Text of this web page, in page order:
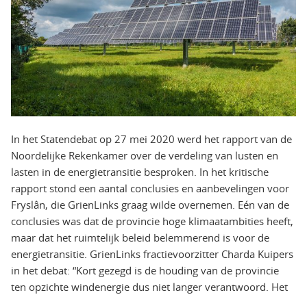
In het Statendebat op 27 mei 2020 werd het rapport van de
Noordelijke Rekenkamer over de verdeling van lusten en
lasten in de energietransitie besproken. In het kritische
rapport stond een aantal conclusies en aanbevelingen voor
Fryslân, die GrienLinks graag wilde overnemen. Eén van de
conclusies was dat de provincie hoge klimaatambities heeft,
maar dat het ruimtelijk beleid belemmerend is voor de
energietransitie. GrienLinks fractievoorzitter Charda Kuipers
in het debat: “Kort gezegd is de houding van de provincie
ten opzichte windenergie dus niet langer verantwoord. Het